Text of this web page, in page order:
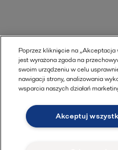
Poprzez kliknięcie na
jest wyrażona zgoda na
swoim urządzeniu w celu
nawigacji strony, analizowania
wsparcia naszych działań
Akceptuj